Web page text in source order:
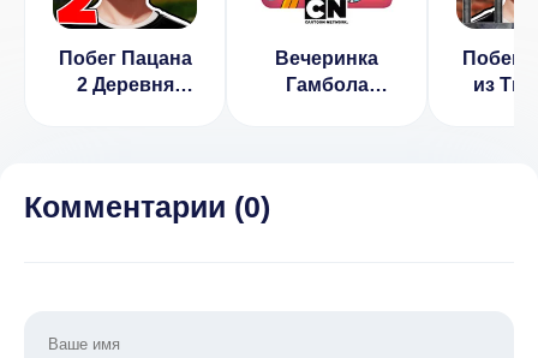
Побег Пацана
2 Деревня
Вечеринка
Гамбола
Побег
из
Комментарии (0)